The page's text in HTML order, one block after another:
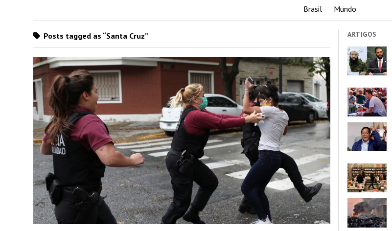
Brasil Mundo
Posts tagged as “Santa Cruz” ARTIGOS